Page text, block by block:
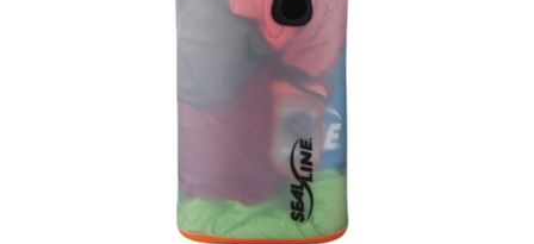
Trail
Escalade / Alpinisme
Bons Plans